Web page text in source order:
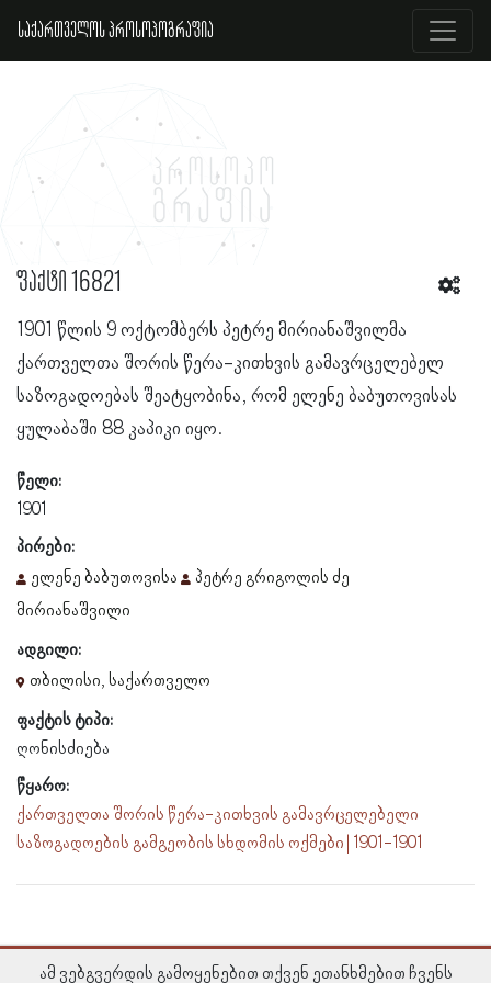
საქართველოს პროსოპოგრაფია
ფაქტი 16821
1901 წლის 9 ოქტომბერს პეტრე მირიანაშვილმა
ქართველთა შორის წერა-კითხვის გამავრცელებელ
საზოგადოებას შეატყობინა, რომ ელენე ბაბუთოვისას
ყულაბაში 88 კაპიკი იყო.
წელი:
1901
პირები:
ელენე ბაბუთოვისა
პეტრე გრიგოლის ძე
მირიანაშვილი
ადგილი:
თბილისი, საქართველო
ფაქტის ტიპი:
ღონისძიება
წყარო:
ქართველთა შორის წერა-კითხვის გამავრცელებელი
საზოგადოების გამგეობის სხდომის ოქმები | 1901-1901
ამ ვებგვერდის გამოყენებით თქვენ ეთანხმებით ჩვენს